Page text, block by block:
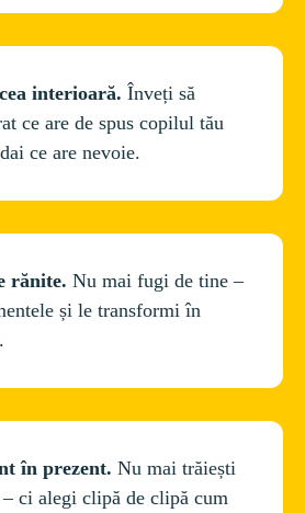
interioară. Înveți să
ce are de spus copilul tău
rănite. Nu mai fugi de tine –
și le transformi în
în prezent. Nu mai trăiești
ci alegi clipă de clipă cum